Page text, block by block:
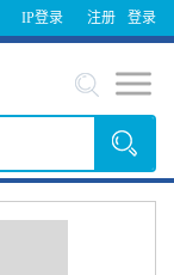
IP登录 登录
注册